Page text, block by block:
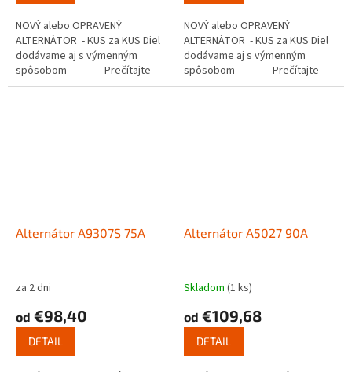
NOVÝ alebo OPRAVENÝ
ALTERNÁTOR - KUS za KUS Diel
dodávame aj s výmenným
spôsobom Prečítajte
si ako...
NOVÝ alebo OPRAVENÝ
ALTERNÁTOR - KUS za KUS Diel
dodávame aj s výmenným
spôsobom Prečítajte
si ako...
Alternátor A9307S 75A
za 2 dni
od €98,40
DETAIL
Alternátor A5027 90A
Skladom (1 ks)
od €109,68
DETAIL